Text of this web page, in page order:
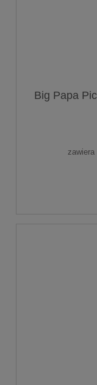
Big Papa
zawiera